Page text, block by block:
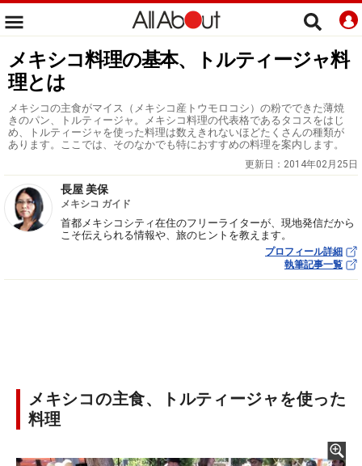
メキシコ料理の基本、トルティージャ料
理とは
メキシコの主食がマイス（メキシコ産トウモロコシ）の粉でできた薄焼
きのパン、トルティージャ。メキシコ料理の代表格であるタコスをはじ
め、トルティージャを使った料理は数えきれないほどたくさんの種類が
あります。ここでは、そのなかでも特におすすめの料理を案内します。
更新日： 2014年02月25日
長屋 美保
メキシコ ガイド
首都メキシコシティ在住のフリーライターが、現地発信だから
こそ伝えられる情報や、旅のヒントを教えます。
プロフィール詳細
執筆記事一覧
メキシコの主食、トルティージャを使った
料理